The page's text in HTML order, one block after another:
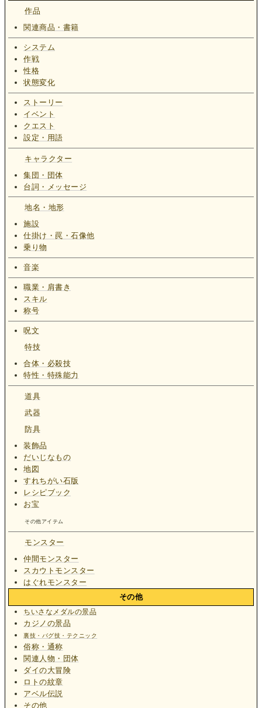
作品
関連商品・書籍
システム
作戦
性格
状態変化
ストーリー
イベント
クエスト
設定・用語
キャラクター
集団・団体
台詞・メッセージ
地名・地形
施設
仕掛け・罠・石像他
乗り物
音楽
職業・肩書き
スキル
称号
呪文
特技
合体・必殺技
特性・特殊能力
道具
武器
防具
装飾品
だいじなもの
地図
すれちがい石版
レシピブック
お宝
その他アイテム
モンスター
仲間モンスター
スカウトモンスター
はぐれモンスター
その他
ちいさなメダルの景品
カジノの景品
裏技・バグ技・テクニック
俗称・通称
関連人物・団体
ダイの大冒険
ロトの紋章
アベル伝説
その他